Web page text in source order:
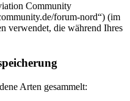
Community
forum-nord“) (im
verwendet, die während Ihres
Arten gesammelt: